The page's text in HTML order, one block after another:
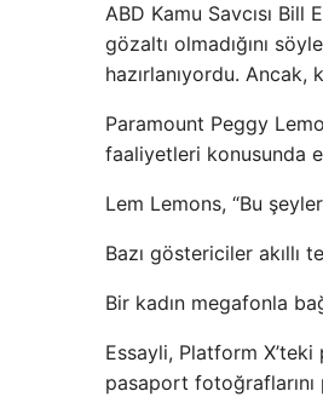
ABD Kamu Savcısı Bill
gözaltı olmadığını
hazırlanıyordu. Ancak,
Paramount Peggy
faaliyetleri konusunda
Lem Lemons, “Bu
Bazı göstericiler akıllı
Bir kadın megafonla
Essayli, Platform X’teki
pasaport fotoğraflarını